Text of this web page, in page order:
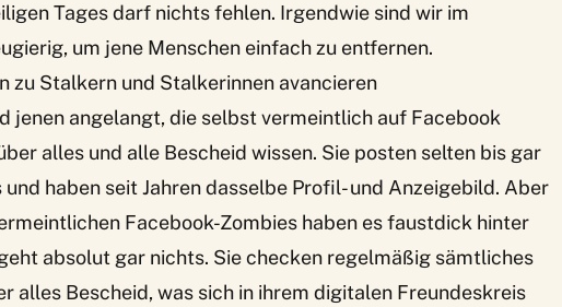
Tages darf nichts fehlen. Irgendwie sind wir im
um jene Menschen einfach zu entfernen.
zu Stalkern und Stalkerinnen avancieren
jenen angelangt, die selbst vermeintlich auf Facebook
alles und alle Bescheid wissen. Sie posten selten bis gar
haben seit Jahren dasselbe Profil- und Anzeigebild. Aber
Facebook-Zombies haben es faustdick hinter
absolut gar nichts. Sie checken regelmäßig sämtliches
alles Bescheid, was sich in ihrem digitalen Freundeskreis